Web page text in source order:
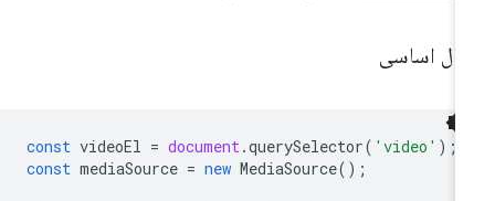
اساسی
const videoEl = document.querySelector('video'
const mediaSource = new MediaSource